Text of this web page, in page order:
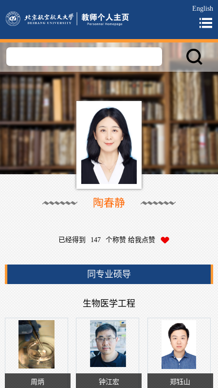
English
陶春静
已经得到 147 个称赞 给我点赞
同专业硕导
生物医学工程
周炳 钟江宏 郑钰山